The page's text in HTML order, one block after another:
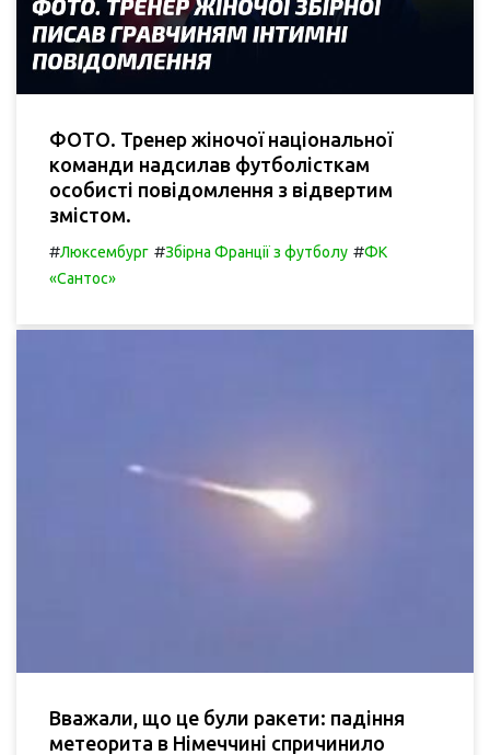
ФОТО. Тренер жіночої національної
команди надсилав футболісткам
особисті повідомлення з відвертим
змістом.
#Люксембург #Збірна Франції з футболу #ФК
«Сантос»
Вважали, що це були ракети: падіння
метеорита в Німеччині спричинило